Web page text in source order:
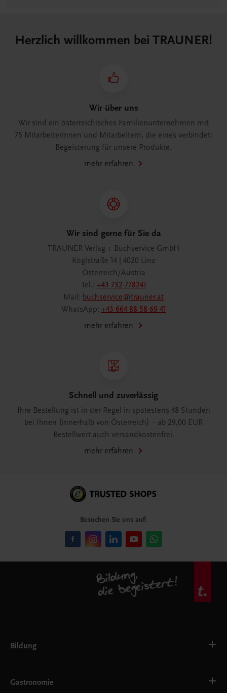
Herzlich willkommen bei TRAUNER!
Wir über uns
Wir sind ein österreichisches Familienunternehmen mit
75 Mitarbeiterinnen und Mitarbeitern, die eines verbindet:
Begeisterung für unsere Produkte.
mehr erfahren
Wir sind gerne für Sie da
TRAUNER Verlag + Buchservice GmbH
Köglstraße 14 | 4020 Linz
Österreich/Austria
Tel.: +43 732 778241
Mail: buchservice@trauner.at
WhatsApp: +43 664 88 58 69 41
mehr erfahren
Schnell und zuverlässig
Ihre Bestellung ist in der Regel in spätestens 48 Stunden
bei Ihnen (innerhalb von Österreich) – ab 29,00 EUR
Bestellwert auch versandkostenfrei.
mehr erfahren
Besuchen Sie uns auf:
Bildung
AHS
Gastronomie